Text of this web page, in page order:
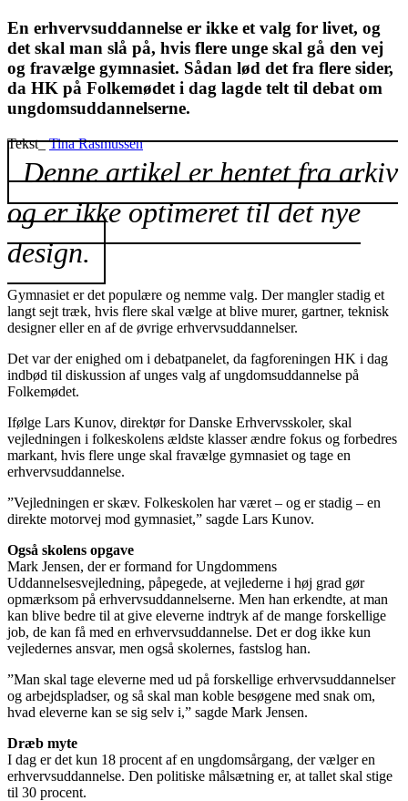
En erhvervsuddannelse er ikke et valg for livet, og
det skal man slå på, hvis flere unge skal gå den vej
og fravælge gymnasiet. Sådan lød det fra flere sider,
da HK på Folkemødet i dag lagde telt til debat om
ungdomsuddannelserne.
Tekst_Tina Rasmussen
Denne artikel er hentet fra arkiv
og er ikke optimeret til det nye
design.
Gymnasiet er det populære og nemme valg. Der mangler stadig et
langt sejt træk, hvis flere skal vælge at blive murer, gartner, teknisk
designer eller en af de øvrige erhvervsuddannelser.
Det var der enighed om i debatpanelet, da fagforeningen HK i dag
indbød til diskussion af unges valg af ungdomsuddannelse på
Folkemødet.
Ifølge Lars Kunov, direktør for Danske Erhvervsskoler, skal
vejledningen i folkeskolens ældste klasser ændre fokus og forbedres
markant, hvis flere unge skal fravælge gymnasiet og tage en
erhvervsuddannelse.
”Vejledningen er skæv. Folkeskolen har været – og er stadig – en
direkte motorvej mod gymnasiet,” sagde Lars Kunov.
Også skolens opgave
Mark Jensen, der er formand for Ungdommens
Uddannelsesvejledning, påpegede, at vejlederne i høj grad gør
opmærksom på erhvervsuddannelserne. Men han erkendte, at man
kan blive bedre til at give eleverne indtryk af de mange forskellige
job, de kan få med en erhvervsuddannelse. Det er dog ikke kun
vejledernes ansvar, men også skolernes, fastslog han.
”Man skal tage eleverne med ud på forskellige erhvervsuddannelser
og arbejdspladser, og så skal man koble besøgene med snak om,
hvad eleverne kan se sig selv i,” sagde Mark Jensen.
Dræb myte
I dag er det kun 18 procent af en ungdomsårgang, der vælger en
erhvervsuddannelse. Den politiske målsætning er, at tallet skal stige
til 30 procent.